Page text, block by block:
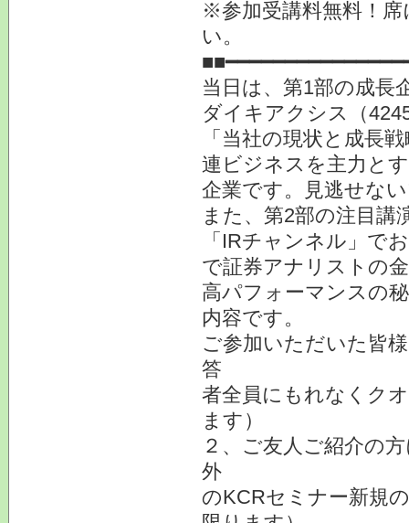
※参加受講料無料！
い。
当日は、第1部の成長
ダイキアクシス（
「当社の現状と成長
連ビジネスを主力と
企業です。見逃せな
また、第2部の注目講
「IRチャンネル」で
で証券アナリストの
高パフォーマンスの
内容です。
ご参加いただいた皆
答
者全員にもれなくク
ます）
２、ご友人ご紹介の
外
のKCRセミナー新規